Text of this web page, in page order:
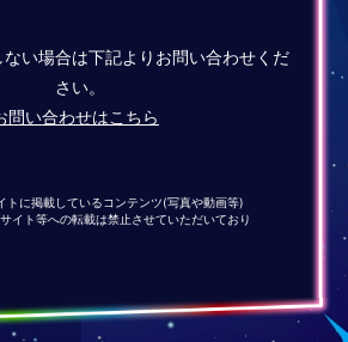
ない場合は下記よりお問い合わせくだ
さい。
問い合わせはこちら
トに掲載しているコンテンツ(写真や動画等)
イト等への転載は禁止させていただいており